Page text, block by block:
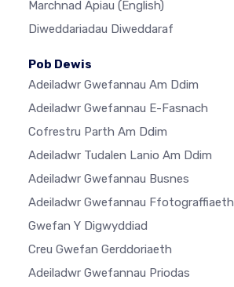
Marchnad Apiau (English)
Diweddariadau Diweddaraf
Pob Dewis
Adeiladwr Gwefannau Am Ddim
Adeiladwr Gwefannau E-Fasnach
Cofrestru Parth Am Ddim
Adeiladwr Tudalen Lanio Am Ddim
Adeiladwr Gwefannau Busnes
Adeiladwr Gwefannau Ffotograffiaeth
Gwefan Y Digwyddiad
Creu Gwefan Gerddoriaeth
Adeiladwr Gwefannau Priodas